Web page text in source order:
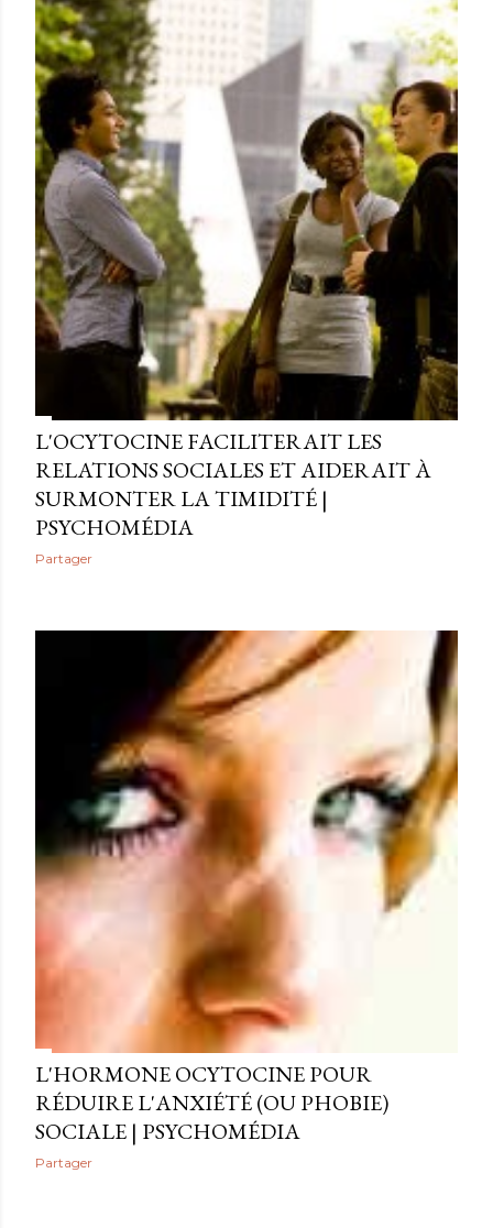
L'OCYTOCINE FACILITERAIT LES
RELATIONS SOCIALES ET AIDERAIT À
SURMONTER LA TIMIDITÉ |
PSYCHOMÉDIA
Partager
L'HORMONE OCYTOCINE POUR
RÉDUIRE L'ANXIÉTÉ (OU PHOBIE)
SOCIALE | PSYCHOMÉDIA
Partager